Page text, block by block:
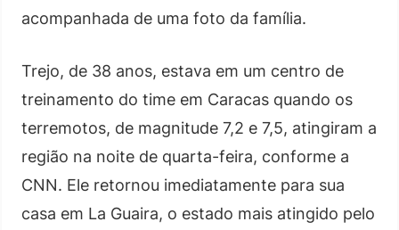
acompanhada de uma foto da família.
Trejo, de 38 anos, estava em um centro de
treinamento do time em Caracas quando os
terremotos, de magnitude 7,2 e 7,5, atingiram a
região na noite de quarta-feira, conforme a
CNN. Ele retornou imediatamente para sua
casa em La Guaira, o estado mais atingido pelo